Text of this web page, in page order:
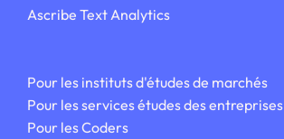
Ascribe Text Analytics
Pour les institutsd'études de marchés
Pour les servicesétudes des entreprises
Pour les Coders